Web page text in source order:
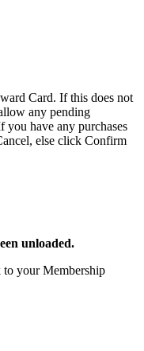
Card. If this does not
any pending
you have any purchases
else click Confirm
unloaded.
your Membership